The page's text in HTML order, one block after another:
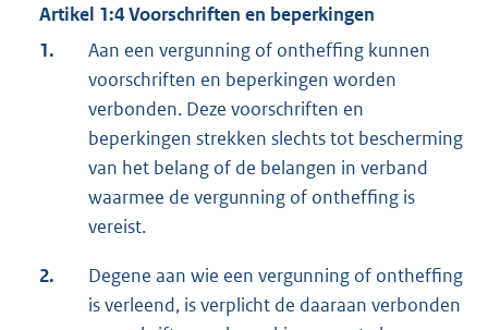
Artikel 1:4 Voorschriften en beperkingen
1.
Aan een vergunning of ontheffing kunnen
voorschriften en beperkingen worden
verbonden. Deze voorschriften en
beperkingen strekken slechts tot bescherming
van het belang of de belangen in verband
waarmee de vergunning of ontheffing is
vereist.
2.
Degene aan wie een vergunning of ontheffing
is verleend, is verplicht de daaraan verbonden